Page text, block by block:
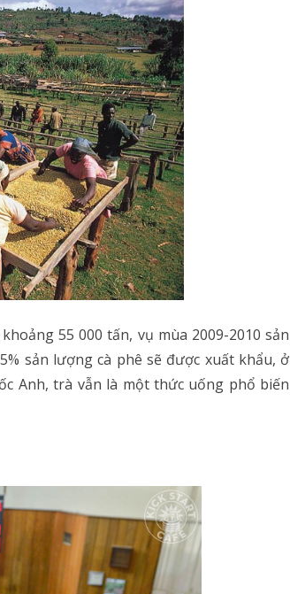
55 000 tấn, vụ mùa 2009-2010 sản
sản lượng cà phê sẽ được xuất khẩu, ở
Anh, trà vẫn là một thức uống phổ biến